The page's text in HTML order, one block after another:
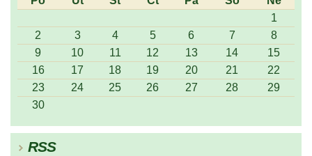
1
2
3 4 5 6 7
8
9
10 11 12 13 14
15
16
17 18 19 20 21
22
23
24 25 26 27 28
29
30
RSS